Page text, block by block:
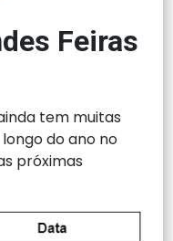
Feiras
tem muitas
do ano no
próximas